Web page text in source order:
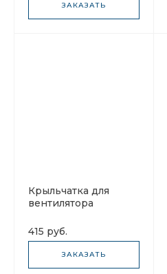
ЗАКАЗАТЬ
Крыльчатка для
вентилятора
415 руб.
ЗАКАЗАТЬ